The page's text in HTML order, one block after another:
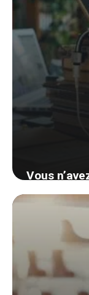
Vous
un dock
géniale et
5 septembre